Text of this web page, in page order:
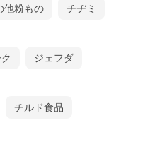
他粉もの チヂミ
ジェフダ
チルド食品